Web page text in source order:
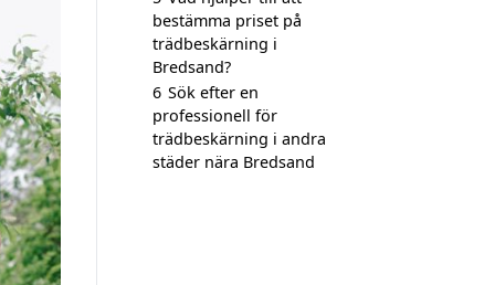
bestämma priset på
trädbeskärning i
Bredsand?
6 Sök efter en
professionell för
trädbeskärning i andra
städer nära Bredsand